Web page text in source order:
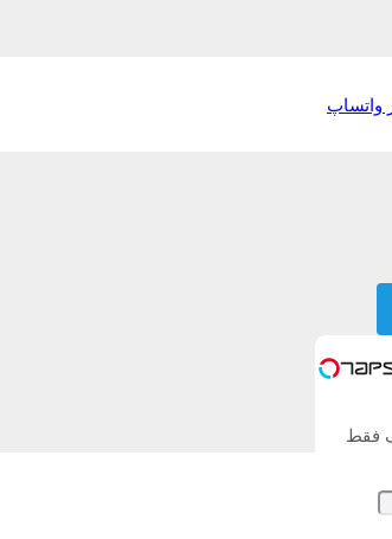
واتساپ
تخفیف فقط